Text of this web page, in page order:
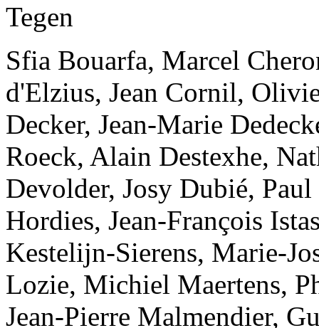
Tegen
Sfia Bouarfa, Marcel
d'Elzius, Jean Cornil,
Decker, Jean-Marie
Roeck, Alain Destexhe,
Devolder, Josy Dubié,
Hordies, Jean-François
Kestelijn-Sierens, Marie-
Lozie, Michiel Maertens,
Jean-Pierre Malmendier,